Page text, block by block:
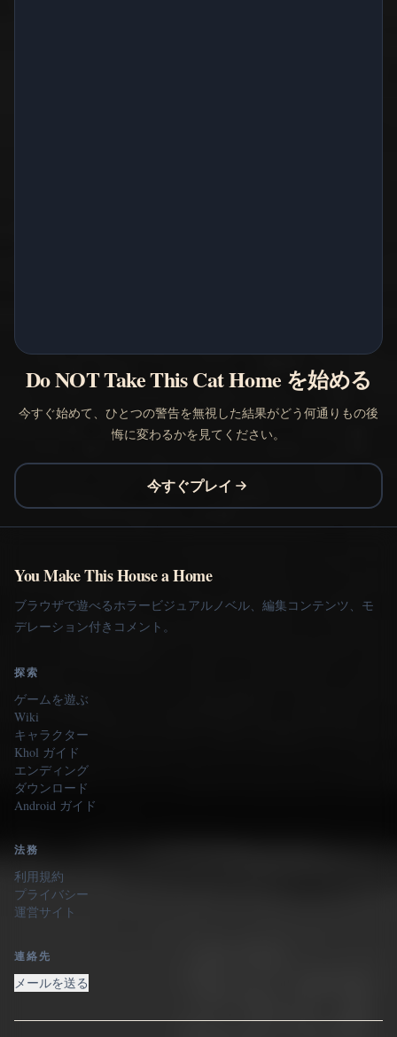
Do NOT Take This Cat Home を始める
今すぐ始めて、ひとつの警告を無視した結果がどう何通りもの後
悔に変わるかを見てください。
今すぐプレイ
You Make This House a Home
ブラウザで遊べるホラービジュアルノベル、編集コンテンツ、モ
デレーション付きコメント。
探索
ゲームを遊ぶ
Wiki
キャラクター
Khol ガイド
エンディング
ダウンロード
Android ガイド
法務
利用規約
プライバシー
運営サイト
連絡先
メールを送る